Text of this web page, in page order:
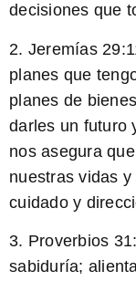
decisiones que
2. Jeremías
planes que
planes de
darles un futuro
nos asegura
nuestras vidas
cuidado y
3. Proverbios
sabiduría;